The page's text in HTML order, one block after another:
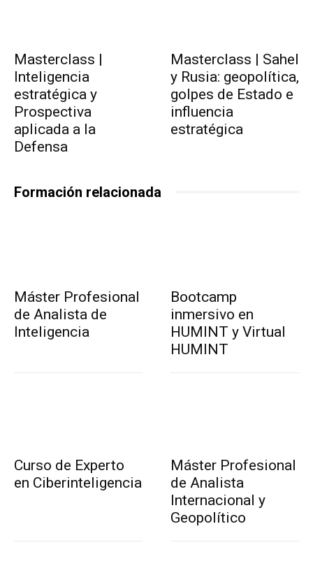
Masterclass |
Inteligencia
estratégica y
Prospectiva
aplicada a la
Defensa
Masterclass | Sahel
y Rusia: geopolítica,
golpes de Estado e
influencia
estratégica
Formación relacionada
Máster Profesional
de Analista de
Inteligencia
Bootcamp
inmersivo en
HUMINT y Virtual
HUMINT
Curso de Experto
en Ciberinteligencia
Máster Profesional
de Analista
Internacional y
Geopolítico